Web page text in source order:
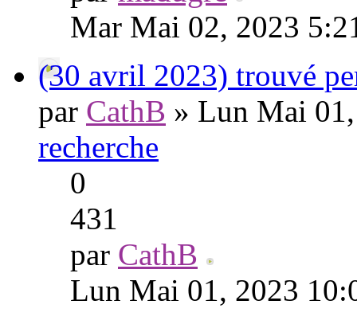
Mar Mai 02, 2023
(30 avril 2023) trouvé
par CathB » Lun Mai
recherche
0
431
par CathB
Lun Mai 01, 2023